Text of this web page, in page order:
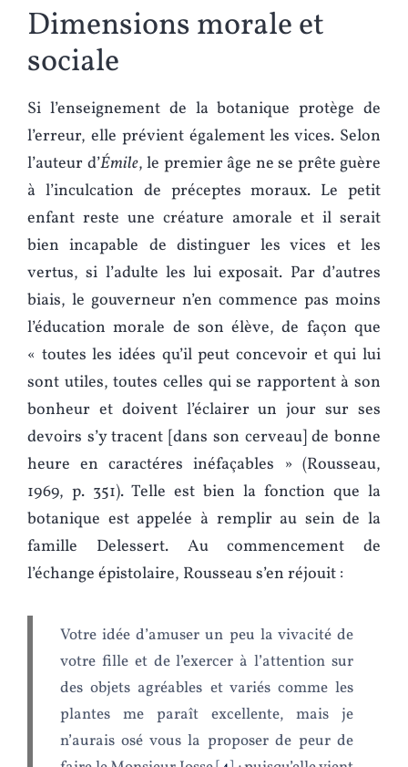
Dimensions morale et
sociale
Si l’enseignement de la botanique protège de
l’erreur, elle prévient également les vices. Selon
l’auteur d’Émile, le premier âge ne se prête guère
à l’inculcation de préceptes moraux. Le petit
enfant reste une créature amorale et il serait
bien incapable de distinguer les vices et les
vertus, si l’adulte les lui exposait. Par d’autres
biais, le gouverneur n’en commence pas moins
l’éducation morale de son élève, de façon que
« toutes les idées qu’il peut concevoir et qui lui
sont utiles, toutes celles qui se rapportent à son
bonheur et doivent l’éclairer un jour sur ses
devoirs s’y tracent [dans son cerveau] de bonne
heure en caractéres inéfaçables » (Rousseau,
1969, p. 351). Telle est bien la fonction que la
botanique est appelée à remplir au sein de la
famille Delessert. Au commencement de
l’échange épistolaire, Rousseau s’en réjouit :
Votre idée d’amuser un peu la vivacité de
votre fille et de l’exercer à l’attention sur
des objets agréables et variés comme les
plantes me paraît excellente, mais je
n’aurais osé vous la proposer de peur de